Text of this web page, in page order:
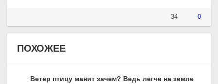
34 0
ПОХОЖЕЕ
Ветер птицу манит зачем? Ведь легче на земле